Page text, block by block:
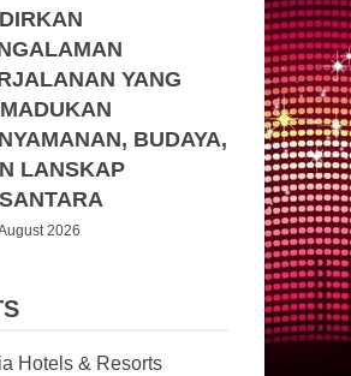
YANG
BUDAYA,
LANSKAP
2026
Hotels & Resorts